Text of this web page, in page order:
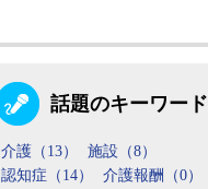
話題のキーワード
介護（13）
施設（8）
認知症（14）
介護報酬（0）